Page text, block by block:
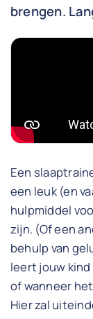
brengen.
Een
een leuk (en
hulpmiddel
zijn. (Of een
behulp van
leert jouw
of wanneer
Hier zal